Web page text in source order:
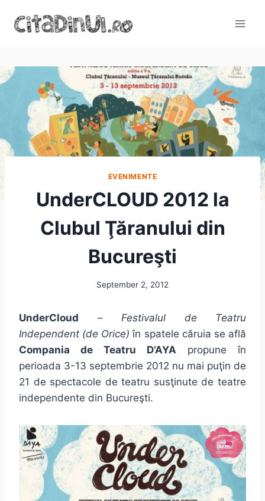
EVENIMENTE
UnderCLOUD 2012 la
Clubul Ţăranului din
Bucureşti
September 2, 2012
UnderCloud – Festivalul de Teatru
Independent (de Orice) în spatele căruia se află
Compania de Teatru D’AYA propune în
perioada 3-13 septembrie 2012 nu mai puţin de
21 de spectacole de teatru susţinute de teatre
independente din Bucureşti.